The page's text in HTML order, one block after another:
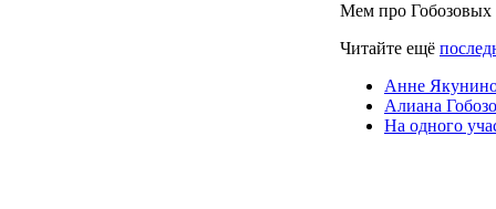
Мем про Гобозовых
Читайте ещё
Анне
Алиана
На одного